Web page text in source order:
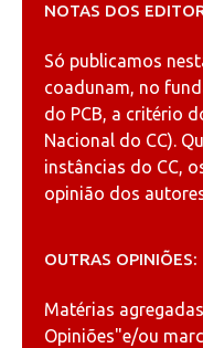
NOTAS DOS
Só publicamos
coadunam, no
do PCB, a critério
Nacional do CC).
instâncias do CC,
opinião dos
OUTRAS OPINIÕES:
Matérias
Opiniões"e/ou